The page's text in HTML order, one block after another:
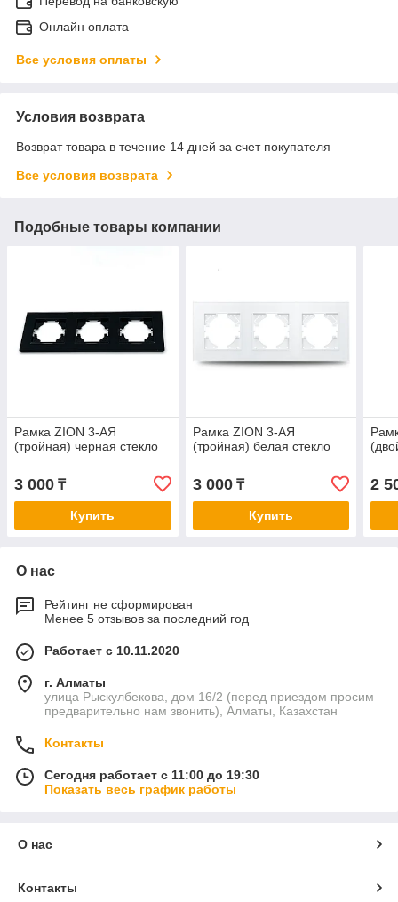
Онлайн оплата
Все условия оплаты
Условия возврата
Возврат товара в течение 14 дней за счет покупателя
Все условия возврата
Подобные товары компании
Рамка ZION 3-АЯ
(тройная) черная стекло
3 000 ₸
Купить
Рамка ZION 3-АЯ
(тройная) белая стекло
3 000₸
Купить
2
О нас
Рейтинг не сформирован
Менее 5 отзывов за последний год
Работает с 10.11.2020
г. Алматы
улица Рыскулбекова, дом 16/2 (перед приездом просим
предварительно нам звонить), Алматы, Казахстан
Контакты
Сегодня работает с 11:00 до 19:30
Показать весь график работы
О нас
Контакты